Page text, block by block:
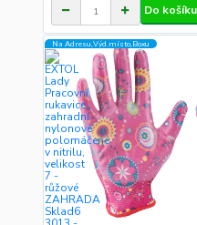
Do košíku
Na Adresu,Výd.místo,Boxu